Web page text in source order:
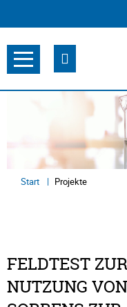
Start Projekte
FELDTEST
NUTZUNG